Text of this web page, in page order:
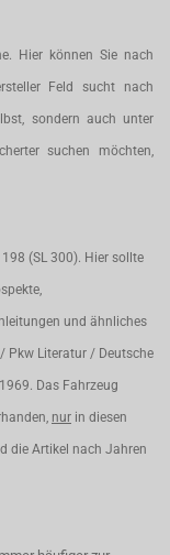
Hier können Sie nach
Feld sucht nach
sondern auch unter
suchen möchten,
(SL 300). Hier sollte
und ähnliches
Pkw Literatur / Deutsche
Das Fahrzeug
nur in diesen
die Artikel nach Jahren